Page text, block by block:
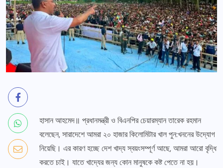
হাসান আহমেদ॥ প্রধানমন্ত্রী ও বিএনপির চেয়ারম্যান তারেক রহমান
বলেছেন, সারাদেশে আমরা ২০ হাজার কিলোমিটার খাল পুন:খননের উদ্যোগ
নিয়েছি। এর কারণ হচ্ছে দেশ খাদ্য স্বয়ংসম্পূর্ণ আছে, আমরা আরো বৃদ্ধি
করতে চাই। যাতে খাদ্যের জন্য কোন মানুষকে কষ্ট পেতে না হয়।